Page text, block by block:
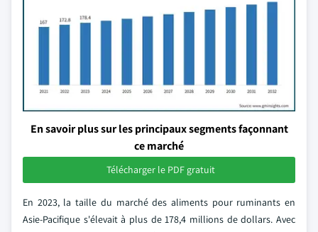
En savoir plus sur les principaux segments façonnant
ce marché
Télécharger le PDF gratuit
En 2023, la taille du marché des aliments pour ruminants en
Asie-Pacifique s'élevait à plus de 178,4 millions de dollars. Avec